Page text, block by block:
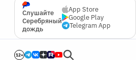
Слушайте
Серебряный
дождь
App Store
Google Play
Telegram App
12+